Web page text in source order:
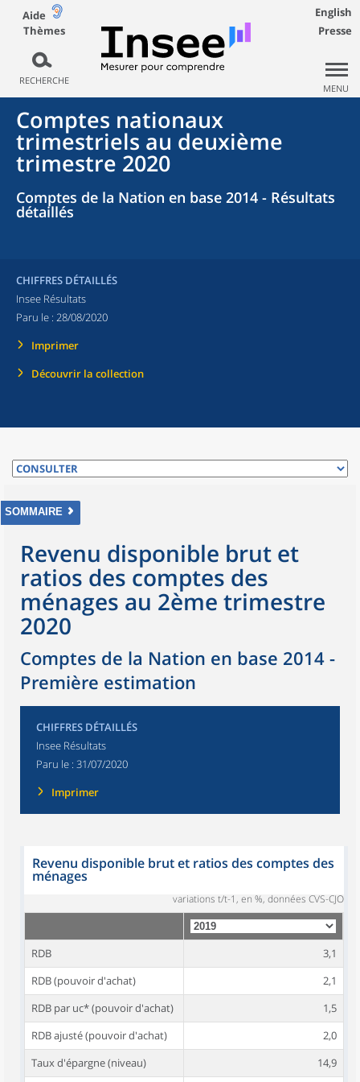
Aide
Thèmes
RECHERCHE
English
Presse
MENU
Comptes nationaux
trimestriels au deuxième
trimestre 2020
Comptes de la Nation en base 2014 - Résultats
détaillés
CHIFFRES DÉTAILLÉS
Insee Résultats
Paru le : 28/08/2020
Imprimer
Découvrir la collection
SOMMAIRE
Revenu disponible brut et
ratios des comptes des
ménages au 2ème trimestre
2020
Comptes de la Nation en base 2014 -
Première estimation
CHIFFRES DÉTAILLÉS
Insee Résultats
Paru le : 31/07/2020
Imprimer
Revenu disponible brut et ratios des comptes des
ménages
variations t/t-1, en %, données CVS-CJO
RDB
3,1
RDB (pouvoir d'achat)
2,1
RDB par uc* (pouvoir d'achat)
1,5
RDB ajusté (pouvoir d'achat)
2,0
Taux d'épargne (niveau)
14,9